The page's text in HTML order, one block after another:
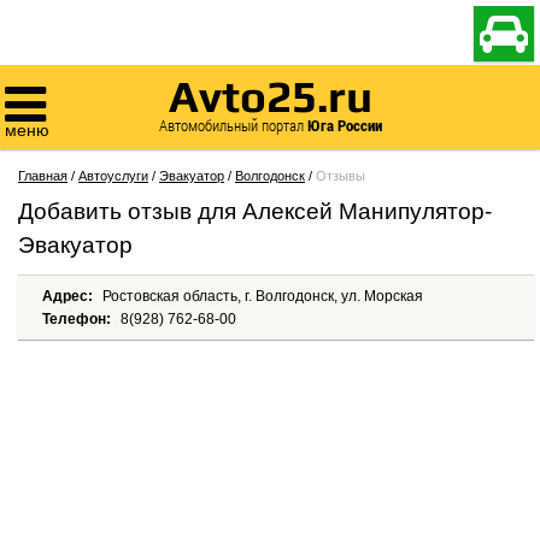


меню
Avto25.ru
Автомобильный порталЮга России
Главная / Автоуслуги / Эвакуатор / Волгодонск / Отзывы
Добавить отзыв для Алексей Манипулятор-
Эвакуатор
Адрес:
Ростовская область, г. Волгодонск, ул. Морская
Телефон:
8(928) 762-68-00